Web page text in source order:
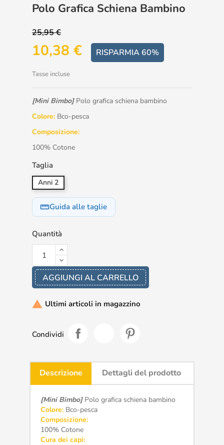
Polo Grafica Schiena Bambino
25,95 €
10,38 € RISPARMIA 60%
Tasse incluse
[Mini Bimbo] Polo grafica schiena bambino
Colore: Bco-pesca
Composizione:
100% Cotone
Taglia
Anni 2
straightenGuida alle taglie
Quantità
AGGIUNGI AL CARRELLO
 Ultimi articoli in magazzino
Condividi
Descrizione Dettagli del prodotto
[Mini Bimbo] Polo grafica schiena bambino
Colore: Bco-pesca
Composizione:
100% Cotone
Cura dei capi: